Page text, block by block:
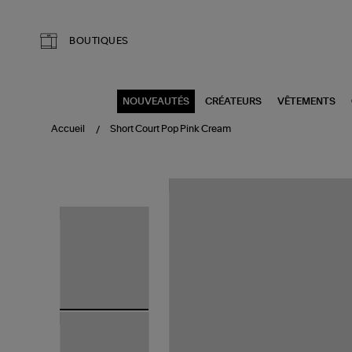
BOUTIQUES
NOUVEAUTÉS CRÉATEURS VÊTEMENTS
Accueil Short Court Pop Pink Cream